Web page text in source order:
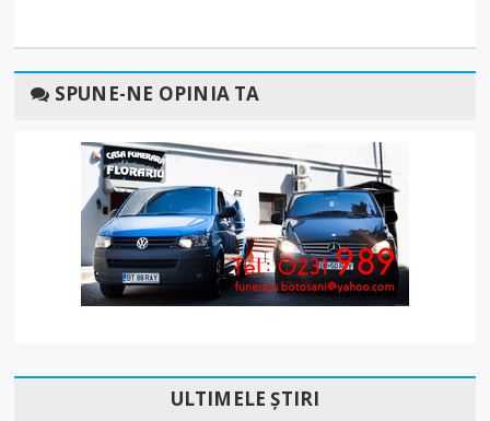
SPUNE-NE OPINIA TA
ULTIMELE ȘTIRI